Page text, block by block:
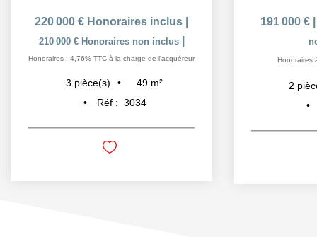
220 000 € Honoraires inclus
210 000 € Honoraires non inclus
Honoraires : 4,76% TTC à la charge de l'acquéreur
3 pièce(s) 49 m²
Réf : 3034
191 000 €
Honoraires
2